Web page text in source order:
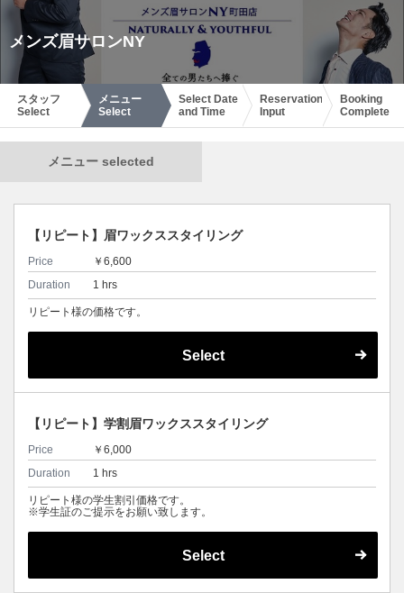
メンズ眉サロンNY
スタッフ
Select
メニュー
Select
Select Date
and Time
Reservation
Input
Booking
Complete
メニュー selected
【リピート】眉ワックススタイリング
Price
￥6,600
Duration
1 hrs
リピート様の価格です。
Select
【リピート】学割眉ワックススタイリング
Price
￥6,000
Duration
1 hrs
リピート様の学生割引価格です。
※学生証のご提示をお願い致します。
Select